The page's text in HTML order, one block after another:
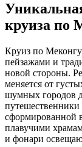
круиза по
Круиз по Меконгу
пейзажами и
новой стороны.
меняется от
шумных городов
путешественники
сформированной
плавучими
и фонари